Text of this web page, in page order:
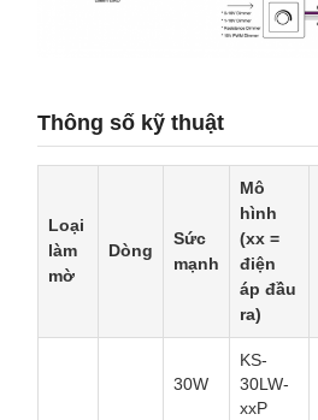
Thông số kỹ thuật
Loại
làm
mờ
Dòng
Sức
mạnh
Mô
hình
(xx =
điện
áp đầu
ra)
30W
KS-
30LW-
xxP